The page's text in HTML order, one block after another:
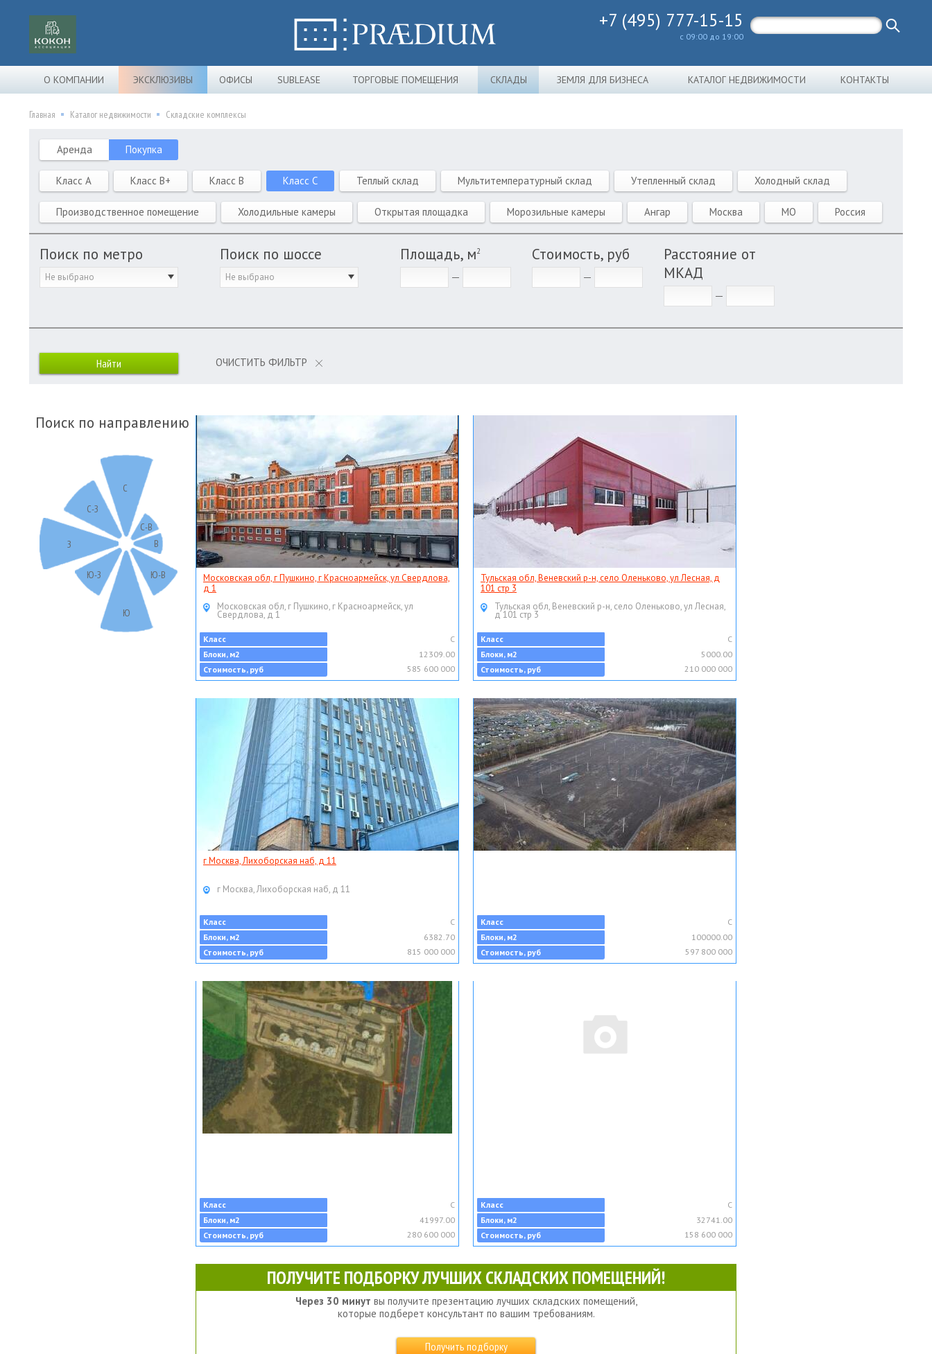
+7 (495) 777-15-15
с 09:00 до 19:00
О КОМПАНИИ ЭКСКЛЮЗИВЫ ОФИСЫ SUBLEASE ТОРГОВЫЕ ПОМЕЩЕНИЯ СКЛАДЫ ЗЕМЛЯ ДЛЯ БИЗНЕСА КАТАЛОГ НЕДВИЖИМОСТИ КОНТАКТЫ
Главная Каталог недвижимости Складские комплексы
Аренда Покупка
Класс A Класс B+ Класс B Класс C Теплый склад Мультитемпературный склад Утепленный склад Холодный склад
Производственное помещение Холодильные камеры Открытая площадка Морозильные камеры Ангар Москва МО Россия
Поиск по метро
Не выбрано
Поиск по шоссе
Не выбрано
Площадь, м2 Стоимость, руб
Расстояние от
МКАД
ОЧИСТИТЬ ФИЛЬТР
Поиск по направлению
С
С-В
В
Ю-В
Ю
Ю-З
З
С-З
Московская обл, г Пушкино, г Красноармейск, ул Свердлова,
д 1
Московская обл, г Пушкино, г Красноармейск, ул
Свердлова, д 1
Класс
C
Блоки, м2
12309.00
Стоимость, руб
585 600 000
Тульская обл, Веневский р-н, село Оленьково, ул Лесная, д
101 стр 3
Тульская обл, Веневский р-н, село Оленьково, ул Лесная,
д 101 стр 3
Класс
C
Блоки, м2
5000.00
Стоимость, руб
210 000 000
г Москва, Лихоборская наб, д 11
г Москва, Лихоборская наб, д 11
Класс
C
Блоки, м2
6382.70
Стоимость, руб
815 000 000
Класс
C
Блоки, м2
100000.00
Стоимость, руб
597 800 000
Класс
C
Блоки, м2
41997.00
Стоимость, руб
280 600 000
Класс
C
Блоки, м2
32741.00
Стоимость, руб
158 600 000
ПОЛУЧИТЕ ПОДБОРКУ ЛУЧШИХ СКЛАДСКИХ ПОМЕЩЕНИЙ!
Через 30 минут вы получите презентацию лучших складских помещений,
которые подберет консультант по вашим требованиям.
Получить подборку